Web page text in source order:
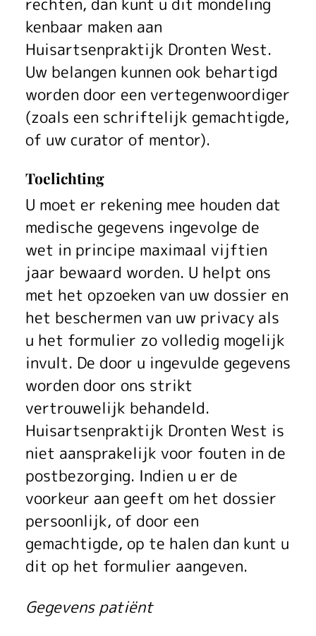
kenbaar maken aan
Huisartsenpraktijk Dronten West.
Uw belangen kunnen ook behartigd
worden door een vertegenwoordiger
(zoals een schriftelijk gemachtigde,
of uw curator of mentor).
Toelichting
U moet er rekening mee houden dat
medische gegevens ingevolge de
wet in principe maximaal vijftien
jaar bewaard worden. U helpt ons
met het opzoeken van uw dossier en
het beschermen van uw privacy als
u het formulier zo volledig mogelijk
invult. De door u ingevulde gegevens
worden door ons strikt
vertrouwelijk behandeld.
Huisartsenpraktijk Dronten West is
niet aansprakelijk voor fouten in de
postbezorging. Indien u er de
voorkeur aan geeft om het dossier
persoonlijk, of door een
gemachtigde, op te halen dan kunt u
dit op het formulier aangeven.
Gegevens patiënt